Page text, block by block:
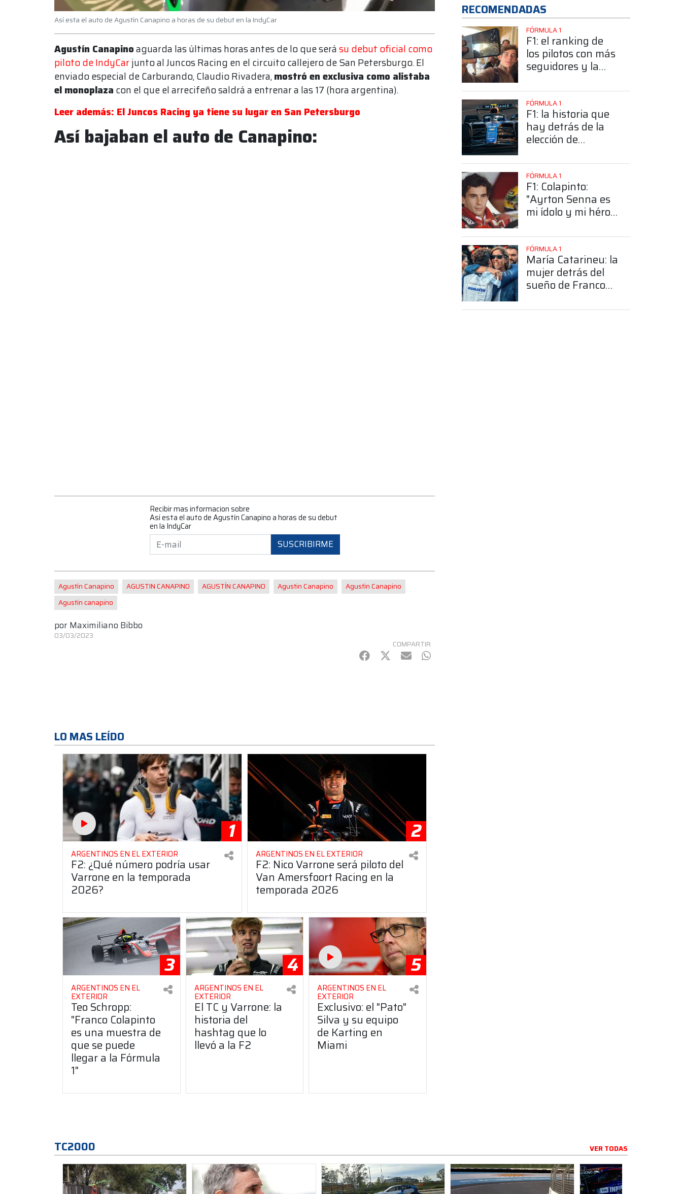
Así esta el auto de Agustín Canapino a horas de su debut en la IndyCar
Agustín Canapinoaguarda las últimas horas antes de lo que serásu debut oficial como
piloto de IndyCarjunto al Juncos Racing en el circuito callejero de San Petersburgo. El
enviado especial de Carburando, Claudio Rivadera,mostró en exclusiva como alistaba
el monoplaza con el que el arrecifeño saldrá a entrenar a las 17 (hora argentina).
Leer además: El Juncos Racing ya tiene su lugar en San Petersburgo
Así bajaban el auto de Canapino:
Recibir mas informacion sobre
Así esta el auto de Agustín Canapino a horas de su debut
en la IndyCar
SUSCRIBIRME
Agustín Canapino AGUSTIN CANAPINO AGUSTÍN CANAPINO Agustin Canapino
Agustìn Canapino
Agustín canapino
por Maximiliano Bibbo
03/03/2023
COMPARTIR
Facebook
Twitter
mail WhatsApp
LO MAS LEÍDO
1
ARGENTINOS EN EL EXTERIOR
F2: ¿Qué número podría usar
Varrone en la temporada
2026?
2
ARGENTINOS EN EL EXTERIOR
F2: Nico Varrone será piloto del
Van Amersfoort Racing en la
temporada 2026
3
ARGENTINOS EN EL
EXTERIOR
Teo Schropp:
"Franco Colapinto
es una muestra de
que se puede
llegar a la Fórmula
1"
4
ARGENTINOS EN EL
EXTERIOR
El TC y Varrone: la
historia del
hashtag que lo
llevó a la F2
5
ARGENTINOS EN EL
EXTERIOR
Exclusivo: el "Pato"
Silva y su equipo
de Karting en
Miami
RECOMENDADAS
FÓRMULA 1
F1: el ranking de
los pilotos con más
seguidores y la
posición de
Colapinto
FÓRMULA 1
F1: la historia que
hay detrás de la
elección de
número 43
FÓRMULA 1
F1: Colapinto:
"Ayrton Senna es
mi ídolo y mi héroe
FÓRMULA 1
María Catarineu: la
mujer detrás del
sueño de Franco
Fórmula 1
TC2000 VER TODAS